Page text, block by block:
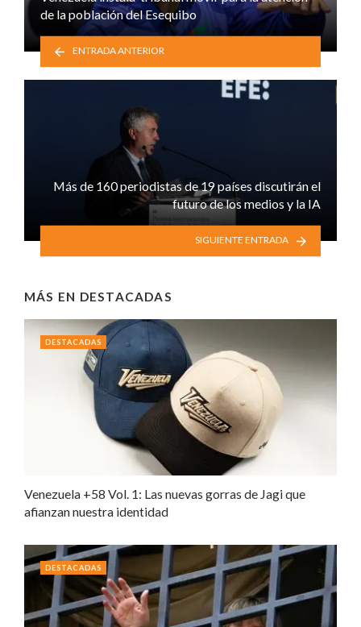
de la población del Esequibo
ENTRADA ANTERIOR
Más de 160 periodistas de 19 países discutirán el
futuro de los medios y la IA
SIGUIENTE ENTRADA
MÁS EN DESTACADAS
Venezuela +58 Vol. 1: Las nuevas gorras de Jagi que
afianzan nuestra identidad
DESTACADAS
DESTACADAS